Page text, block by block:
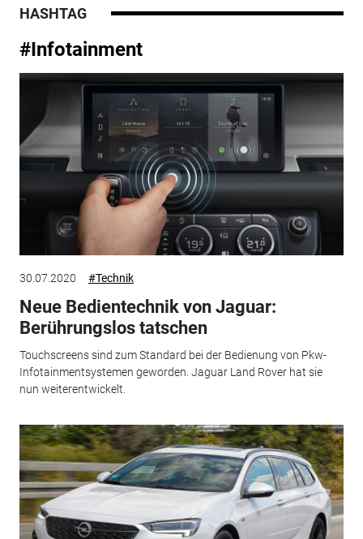
HASHTAG
#Infotainment
30.07.2020 #Technik
Neue Bedientechnik von Jaguar:
Berührungslos tatschen
Touchscreens sind zum Standard bei der Bedienung von Pkw-
Infotainmentsystemen geworden. Jaguar Land Rover hat sie
nun weiterentwickelt.